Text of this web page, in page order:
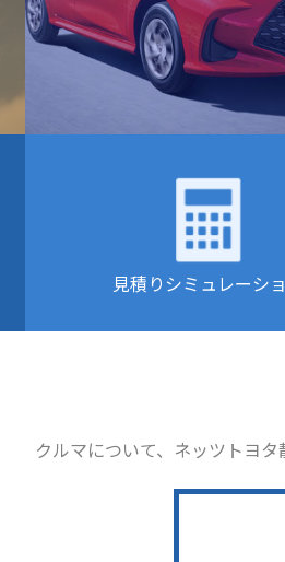
見積りシミュレーシ
クルマについて、ネッツトヨ